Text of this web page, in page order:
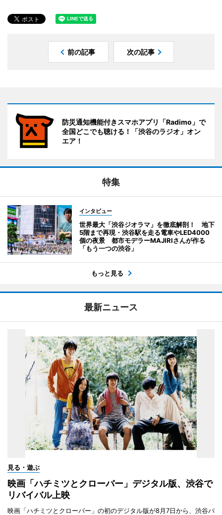
前の記事 次の記事
防災通知機能付きスマホアプリ「Radimo」で
全国どこでも聴ける！「渋谷のラジオ」オン
エア！
特集
インタビュー
世界最大「渋谷ジオラマ」を徹底解剖！ 地下
5階まで再現・渋谷駅を走る電車やLED4000
個の夜景 都市モデラーMAJIRIさんが作る
「もう一つの渋谷」
もっと見る
最新ニュース
見る・遊ぶ
映画「ハチミツとクローバー」デジタル版、渋谷で
リバイバル上映
映画「ハチミツとクローバー」の初のデジタル版が8月7日から、渋谷パ